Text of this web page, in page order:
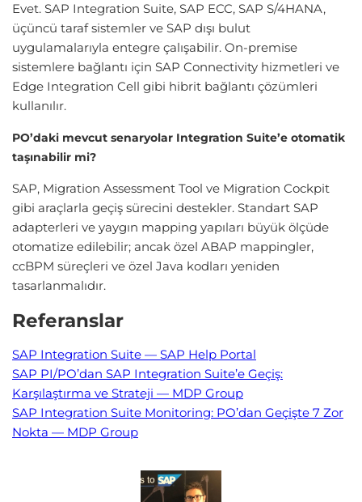
Evet. SAP Integration Suite, SAP ECC, SAP S/4HANA,
üçüncü taraf sistemler ve SAP dışı bulut
uygulamalarıyla entegre çalışabilir. On-premise
sistemlere bağlantı için SAP Connectivity hizmetleri ve
Edge Integration Cell gibi hibrit bağlantı çözümleri
kullanılır.
PO’daki mevcut senaryolar Integration Suite’e otomatik
taşınabilir mi?
SAP, Migration Assessment Tool ve Migration Cockpit
gibi araçlarla geçiş sürecini destekler. Standart SAP
adapterleri ve yaygın mapping yapıları büyük ölçüde
otomatize edilebilir; ancak özel ABAP mappingler,
ccBPM süreçleri ve özel Java kodları yeniden
tasarlanmalıdır.
Referanslar
SAP Integration Suite — SAP Help Portal
SAP PI/PO’dan SAP Integration Suite’e Geçiş:
Karşılaştırma ve Strateji — MDP Group
SAP Integration Suite Monitoring: PO’dan Geçişte 7 Zor
Nokta — MDP Group